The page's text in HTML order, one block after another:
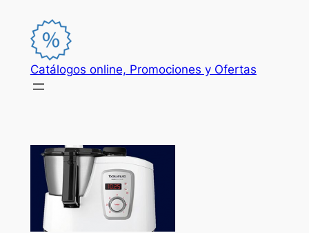
contenido
Catálogos online, Promociones y Ofertas